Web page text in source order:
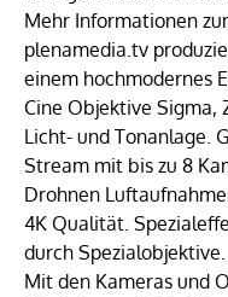
Mehr Informationen
plenamedia.tv
einem hochmodernes
Cine Objektive Sigma,
Licht- und Tonanlage.
Stream mit bis zu 8
Drohnen
4K Qualität.
durch Spezialobjektive.
Mit den Kameras und